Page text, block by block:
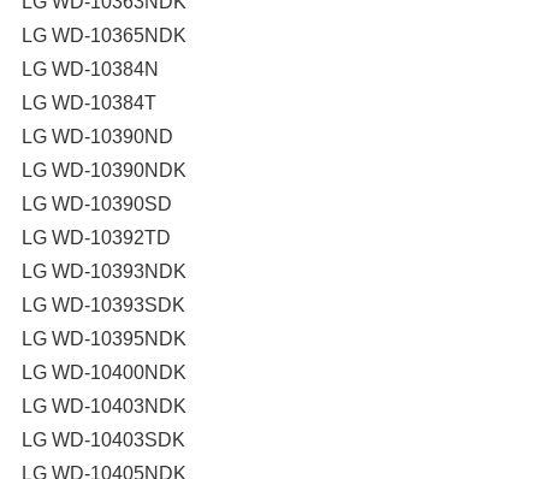
LG WD-10365NDK
LG WD-10384N
LG WD-10384T
LG WD-10390ND
LG WD-10390NDK
LG WD-10390SD
LG WD-10392TD
LG WD-10393NDK
LG WD-10393SDK
LG WD-10395NDK
LG WD-10400NDK
LG WD-10403NDK
LG WD-10403SDK
LG WD-10405NDK